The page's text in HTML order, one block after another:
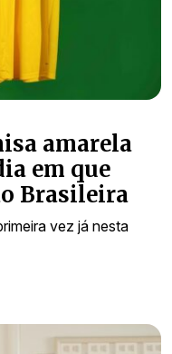
amarela
em que
Brasileira
vez já nesta